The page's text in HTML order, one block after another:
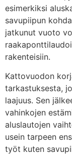
esimerkiksi
savupiipun
jatkunut vuoto
rakenteisiin.
Kattovuodon
tarkastuksesta,
laajuus. Sen
vahinkojen
aluslautojen
usein tarpeen
työt kuten